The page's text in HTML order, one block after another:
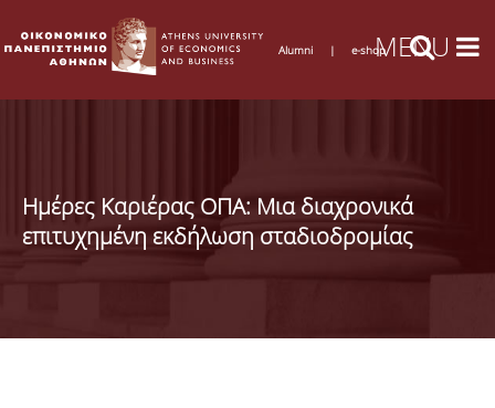
Alumni | e-shop
Ημέρες Καριέρας ΟΠΑ: Μια διαχρονικά
επιτυχημένη εκδήλωση σταδιοδρομίας